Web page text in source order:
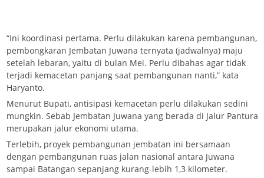
“Ini koordinasi pertama. Perlu dilakukan karena pembangunan,
pembongkaran Jembatan Juwana ternyata (jadwalnya) maju
setelah lebaran, yaitu di bulan Mei. Perlu dibahas agar tidak
terjadi kemacetan panjang saat pembangunan nanti,” kata
Haryanto.
Menurut Bupati, antisipasi kemacetan perlu dilakukan sedini
mungkin. Sebab Jembatan Juwana yang berada di Jalur Pantura
merupakan jalur ekonomi utama.
Terlebih, proyek pembangunan jembatan ini bersamaan
dengan pembangunan ruas jalan nasional antara Juwana
sampai Batangan sepanjang kurang-lebih 1,3 kilometer.